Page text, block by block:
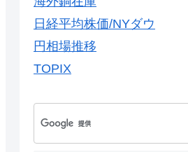
日経平均株価/NYダウ
円相場推移
TOPIX